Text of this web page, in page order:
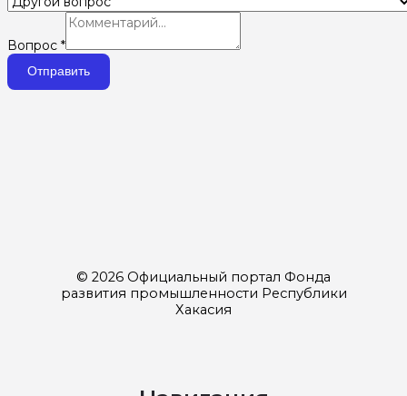
Вопрос *
Отправить
© 2026 Официальный портал Фонда
развития промышленности Республики
Хакасия